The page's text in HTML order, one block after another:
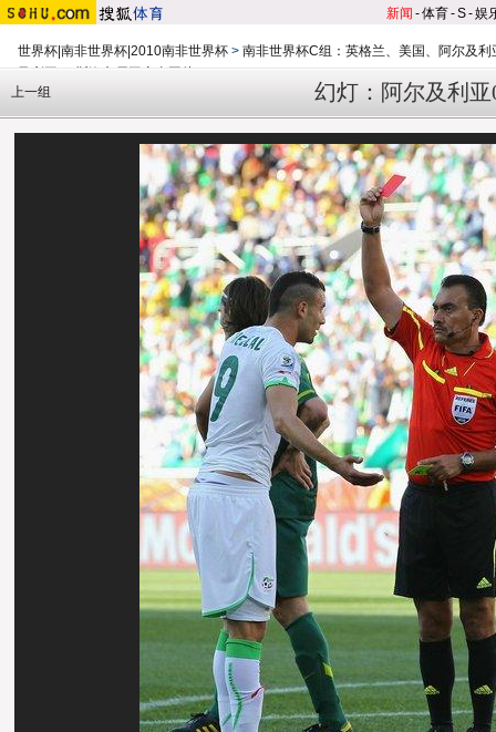
新闻 -体育-S-娱
世界杯|南非世界杯|2010南非世界杯 > 南非世界杯C组：英格兰、美国、阿尔及利
幻灯：阿尔及利
上一组